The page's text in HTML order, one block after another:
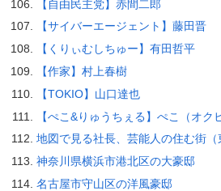
【自由民主党】赤間二郎
【サイバーエージェント】藤田晋
【くりぃむしちゅー】有田哲平
【作家】村上春樹
【TOKIO】山口達也
【ぺこ&りゅうちぇる】ぺこ（オク
地図で見る社長、芸能人の住む街（
神奈川県横浜市港北区の大豪邸
名古屋市守山区の洋風豪邸